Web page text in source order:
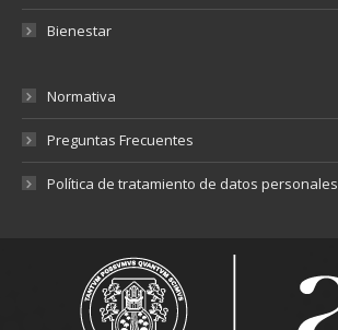
Bienestar
Normativa
Preguntas Frecuentes
Política de tratamiento de datos personales